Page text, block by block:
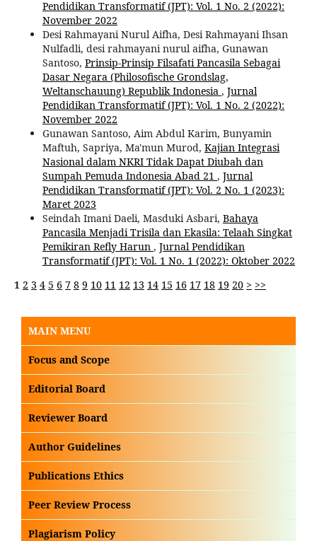
Pendidikan Transformatif (JPT): Vol. 1 No. 2 (2022):
November 2022
Desi Rahmayani Nurul Aifha, Desi Rahmayani Ihsan
Nulfadli, desi rahmayani nurul aifha, Gunawan
Santoso, Prinsip-Prinsip Filsafati Pancasila Sebagai
Dasar Negara (Philosofische Grondslag,
Weltanschauung) Republik Indonesia , Jurnal
Pendidikan Transformatif (JPT): Vol. 1 No. 2 (2022):
November 2022
Gunawan Santoso, Aim Abdul Karim, Bunyamin
Maftuh, Sapriya, Ma'mun Murod, Kajian Integrasi
Nasional dalam NKRI Tidak Dapat Diubah dan
Sumpah Pemuda Indonesia Abad 21 , Jurnal
Pendidikan Transformatif (JPT): Vol. 2 No. 1 (2023):
Maret 2023
Seindah Imani Daeli, Masduki Asbari, Bahaya
Pancasila Menjadi Trisila dan Ekasila: Telaah Singkat
Pemikiran Refly Harun , Jurnal Pendidikan
Transformatif (JPT): Vol. 1 No. 1 (2022): Oktober 2022
1 2 3 4 5 6 7 8 9 10 11 12 13 14 15 16 17 18 19 20 > >>
MAIN MENU
Focus and Scope
Editorial Board
Reviewer Board
Author Guidelines
Publications Ethics
Peer Review Process
Plagiarism Policy